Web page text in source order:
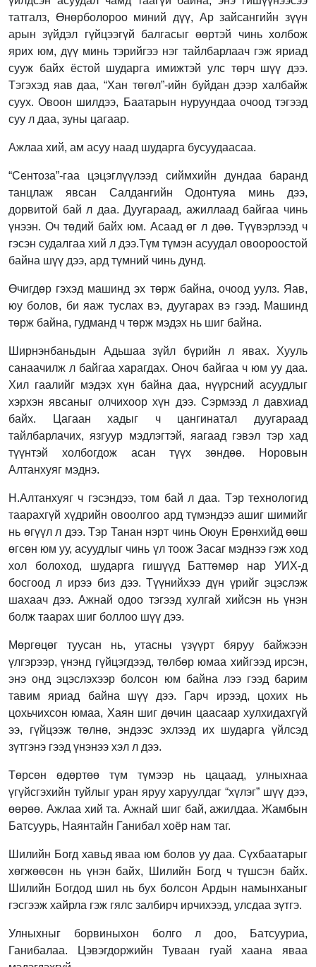
татгалз, Өнөрболороо миний дүү, Ар зайсангийн зүүн
арын зүйдэл гүйцээгүй балгасыг өөртэй чинь холбож
ярих юм, дүү минь тэрийгээ нэг тайлбарлаач гэж яриад
сууж байх ёстой шударга имижтэй улс төрч шүү дээ.
Тэгэхэд яав даа, “Хан төгөл”-ийн буйдан дээр халбайж
суух. Овоон шилдээ, Баатарын нуруундаа очоод тэгээд
суу л даа, зуны цагаар.
Ажлаа хий, ам асуу наад шударга бусуудаасаа.
“Сентоза”-гаа цэцэглүүлээд сиймхийн дундаа баранд
танцлаж явсан Салдангийн Одонтуяа минь дээ,
дорвитой бай л даа. Дуугараад, ажиллаад байгаа чинь
үнээн. Оч төдий байх юм. Асаад өг л дөө. Түүвэрлээд ч
гэсэн судалгаа хий л дээ.Түм түмэн асуудал овоороостой
байна шүү дээ, ард түмний чинь дунд.
Өчигдөр гэхэд машинд эх төрж байна, очоод уулз. Яав,
юу болов, би яаж туслах вэ, дуугарах вэ гээд. Машинд
төрж байна, гудманд ч төрж мэдэх нь шиг байна.
Ширнэнбаньдын Адьшаа зүйл бүрийн л явах. Хууль
санаачилж л байгаа харагдах. Оноч байгаа ч юм уу даа.
Хил гаалийг мэдэх хүн байна даа, нүүрсний асуудлыг
хэрхэн явсаныг олчихоор хүн дээ. Сэрмээд л давхиад
байх. Цагаан хадыг ч цангинатал дуугараад
тайлбарлачих, язгуур мэдлэгтэй, яагаад гэвэл тэр хад
түүнтэй холбогдож асан түүх зөндөө. Норовын
Алтанхуяг мэднэ.
Н.Алтанхуяг ч гэсэндээ, том бай л даа. Тэр технологид
таарахгүй хүдрийн овоолгоо ард түмэндээ ашиг шимийг
нь өгүүл л дээ. Тэр Танан нэрт чинь Оюун Ерөнхийд өөш
өгсөн юм уу, асуудлыг чинь үл тоож Засаг мэднээ гэж ход
хол болоход, шударга гишүүд Баттөмөр нар УИХ-д
босгоод л ирээ биз дээ. Түүнийхээ дүн үрийг эцэслэж
шахаач дээ. Ажнай одоо тэгээд хулгай хийсэн нь үнэн
болж таарах шиг боллоо шүү дээ.
Мөргөцөг туусан нь, утасны үзүүрт бяруу байжээн
үлгэрээр, үнэнд гүйцэгдээд, төлбөр юмаа хийгээд ирсэн,
энэ онд эцэслэхээр болсон юм байна лээ гээд барим
тавим яриад байна шүү дээ. Гарч ирээд, цохих нь
цохьчихсон юмаа, Хаян шиг дөчин цаасаар хулхидахгүй
ээ, гүйцээж төлнө, эндээс эхлээд их шударга үйлсэд
зүтгэнэ гээд үнэнээ хэл л дээ.
Төрсөн өдөртөө түм түмээр нь цацаад, улныхнаа
үгүйсгэхийн туйлыг уран яруу харуулдаг “хүлэг” шүү дээ,
өөрөө. Ажлаа хий та. Ажнай шиг бай, ажилдаа. Жамбын
Батсуурь, Наянтайн Ганибал хоёр нам таг.
Шилийн Богд хавьд яваа юм болов уу даа. Сүхбаатарыг
хөгжөөсөн нь үнэн байх, Шилийн Богд ч түшсэн байх.
Шилийн Богдод шил нь бух болсон Ардын намынханыг
гэсгээж хайрла гэж гялс залбирч ирчихээд, улсдаа зүтгэ.
Улныхныг борвиныхон болго л доо, Батсууриа,
Ганибалаа. Цэвэгдоржийн Туваан гуай хаана яваа